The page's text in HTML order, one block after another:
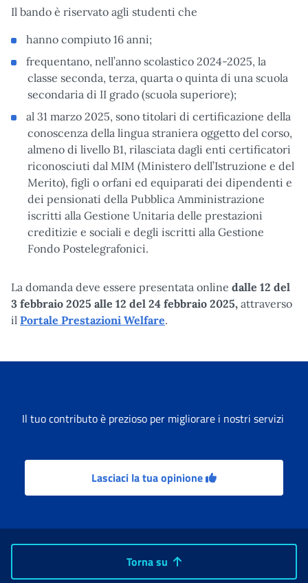
Il bando è riservato agli studenti che
hanno compiuto 16 anni;
frequentano, nell’anno scolastico 2024-2025, la
classe seconda, terza, quarta o quinta di una scuola
secondaria di II grado (scuola superiore);
al 31 marzo 2025, sono titolari di certificazione della
conoscenza della lingua straniera oggetto del corso,
almeno di livello B1, rilasciata dagli enti certificatori
riconosciuti dal MIM (Ministero dell’Istruzione e del
Merito), figli o orfani ed equiparati dei dipendenti e
dei pensionati della Pubblica Amministrazione
iscritti alla Gestione Unitaria delle prestazioni
creditizie e sociali e degli iscritti alla Gestione
Fondo Postelegrafonici.
La domanda deve essere presentata online dalle 12 del
3 febbraio 2025 alle 12 del 24 febbraio 2025, attraverso
il Portale Prestazioni Welfare.
Il tuo contributo è prezioso per migliorare i nostri servizi
Lasciaci la tua opinione
Torna su